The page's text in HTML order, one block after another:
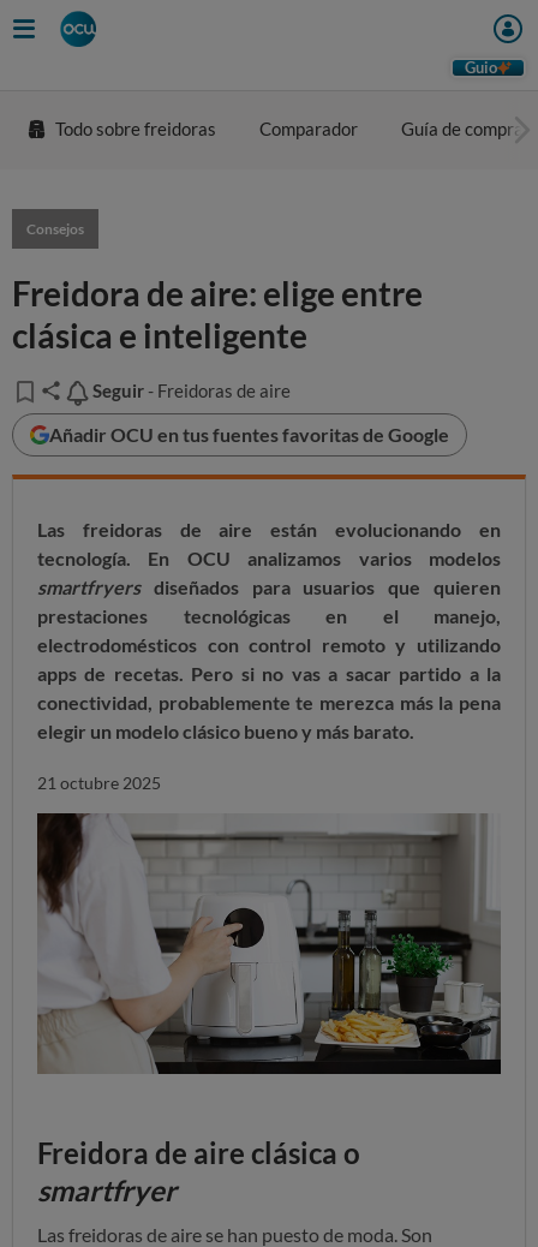
Guio
Todo sobre freidoras Comparador Guía de compra
Consejos
Freidora de aire: elige entre
clásica e inteligente
Seguir
Seguir - Freidoras de aire
Añadir OCU en tus fuentes favoritas de Google
Las freidoras de aire están evolucionando en
tecnología. En OCU analizamos varios modelos
smartfryers diseñados para usuarios que quieren
prestaciones tecnológicas en el manejo,
electrodomésticos con control remoto y utilizando
apps de recetas. Pero si no vas a sacar partido a la
conectividad, probablemente te merezca más la pena
elegir un modelo clásico bueno y más barato.
21 octubre 2025
Freidora de aire clásica o
smartfryer
Las freidoras de aire se han puesto de moda. Son